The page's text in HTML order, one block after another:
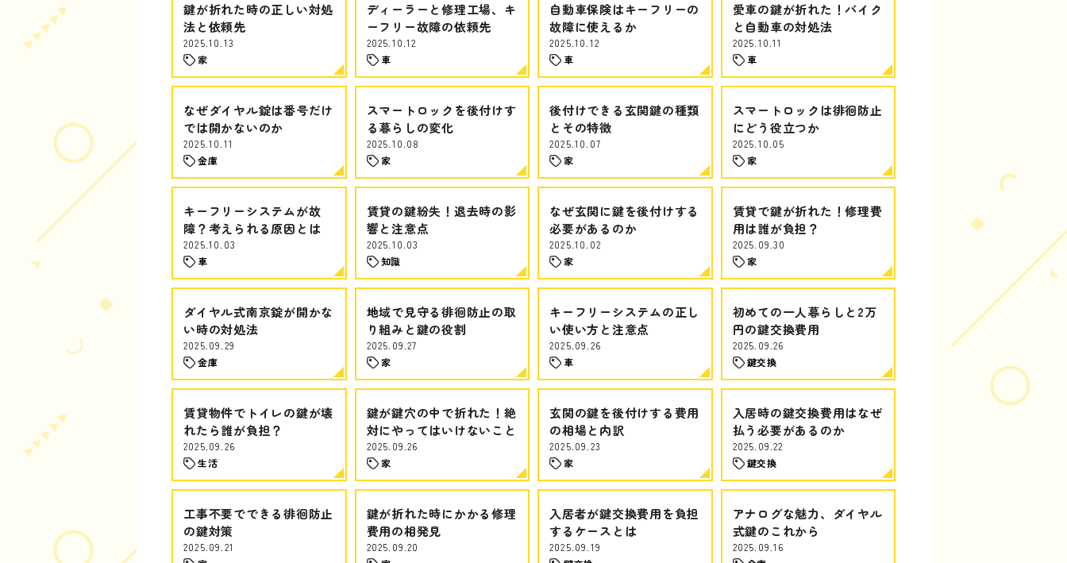
鍵が折れた時の正しい対処
法と依頼先
2025.10.13
家
ディーラーと修理工場、キ
ーフリー故障の依頼先
2025.10.12
車
自動車保険はキーフリーの
故障に使えるか
2025.10.12
車
愛車の鍵が折れた！バイク
と自動車の対処法
2025.10.11
車
なぜダイヤル錠は番号だけ
では開かないのか
2025.10.11
金庫
スマートロックを後付けす
る暮らしの変化
2025.10.08
家
後付けできる玄関鍵の種類
とその特徴
2025.10.07
家
スマートロックは徘徊防止
にどう役立つか
2025.10.05
家
キーフリーシステムが故
障？考えられる原因とは
2025.10.03
車
賃貸の鍵紛失！退去時の影
響と注意点
2025.10.03
知識
なぜ玄関に鍵を後付けする
必要があるのか
2025.10.02
家
賃貸で鍵が折れた！修理費
用は誰が負担？
2025.09.30
家
ダイヤル式南京錠が開かな
い時の対処法
2025.09.29
金庫
地域で見守る徘徊防止の取
り組みと鍵の役割
2025.09.27
家
キーフリーシステムの正し
い使い方と注意点
2025.09.26
車
初めての一人暮らしと2万
円の鍵交換費用
2025.09.26
鍵交換
賃貸物件でトイレの鍵が壊
れたら誰が負担？
2025.09.26
生活
鍵が鍵穴の中で折れた！絶
対にやってはいけないこと
2025.09.26
家
玄関の鍵を後付けする費用
の相場と内訳
2025.09.23
家
入居時の鍵交換費用はなぜ
払う必要があるのか
2025.09.22
鍵交換
工事不要でできる徘徊防止
の鍵対策
2025.09.21
鍵が折れた時にかかる修理
費用の相発見
2025.09.20
入居者が鍵交換費用を負担
するケースとは
2025.09.19
アナログな魅力、ダイヤル
式鍵のこれから
2025.09.16